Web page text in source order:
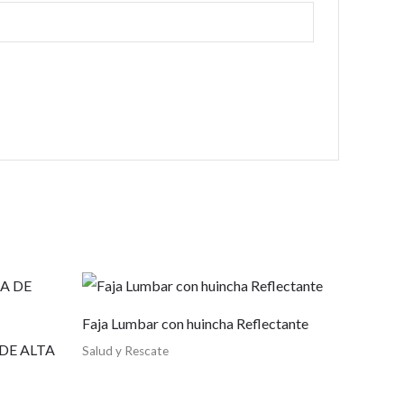
ALTA
Faja Lumbar con huincha Reflectante
Salud y Rescate